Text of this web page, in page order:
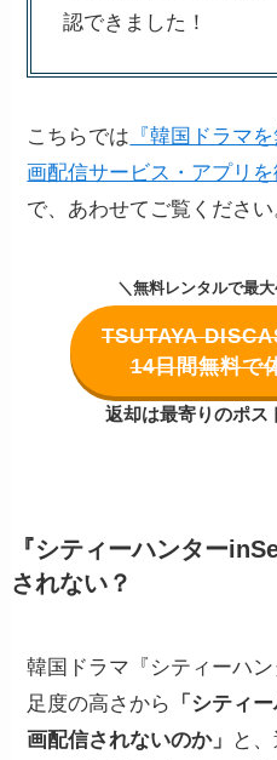
認できました！
こちらでは 『韓国ドラマ
画配信サービス・アプリを
で、あわせてご覧ください
＼無料レンタルで最大
TSUTAYA
14日間無料で
返却は最寄りのポス
『シティーハンター
されない？
韓国ドラマ『シティーハ
足度の高さから
「シティ
画配信されないのか」
と